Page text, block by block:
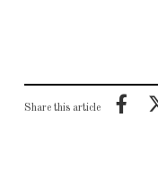
Share this article